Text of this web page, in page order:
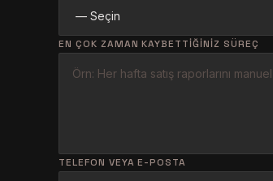
EN ÇOK ZAMAN KAYBETTIĞINIZ SÜREÇ
TELEFON VEYA E-POSTA